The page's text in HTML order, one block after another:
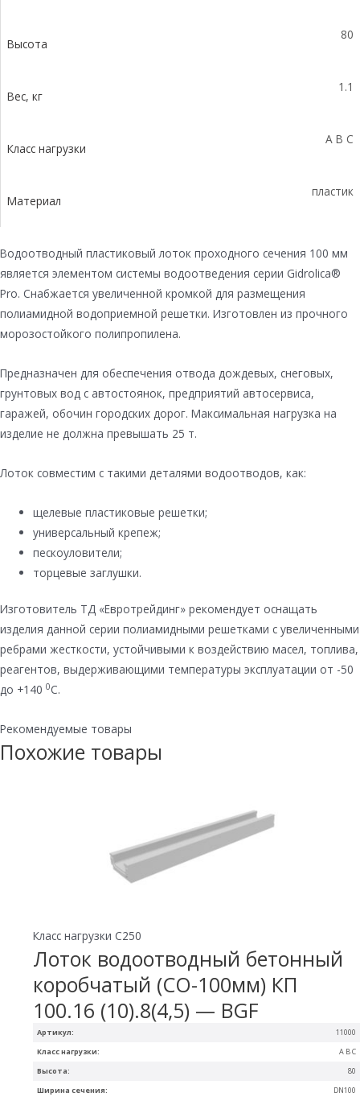
Высота
80
Вес, кг
1.1
Класс нагрузки
A B C
Материал
пластик
Водоотводный пластиковый лоток проходного сечения 100 мм
является элементом системы водоотведения серии Gidrolica®
Pro. Снабжается увеличенной кромкой для размещения
полиамидной водоприемной решетки. Изготовлен из прочного
морозостойкого полипропилена.
Предназначен для обеспечения отвода дождевых, снеговых,
грунтовых вод с автостоянок, предприятий автосервиса,
гаражей, обочин городских дорог. Максимальная нагрузка на
изделие не должна превышать 25 т.
Лоток совместим с такими деталями водоотводов, как:
щелевые пластиковые решетки;
универсальный крепеж;
пескоуловители;
торцевые заглушки.
Изготовитель ТД «Евротрейдинг» рекомендует оснащать
изделия данной серии полиамидными решетками с увеличенными
ребрами жесткости, устойчивыми к воздействию масел, топлива,
реагентов, выдерживающими температуры эксплуатации от -50
до +140 0С.
Рекомендуемые товары
Похожие товары
Артикул: 11000
Ширина сечения: DN100
Высота: 80
Класс нагрузки: A B C
Класс нагрузки C250
Лоток водоотводный бетонный
коробчатый (СО-100мм) КП
100.16 (10).8(4,5) — BGF